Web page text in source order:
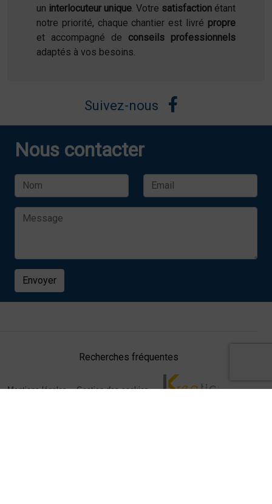
un interlocuteur unique. Votre satisfaction étant
notre priorité, chaque chantier est livré propre
et accompagné de conseils professionnels
adaptés à vos besoins.
Suivez-nous
Nous contacter
Envoyer
Recherches fréquentes
Mentions légales Gestion des cookies